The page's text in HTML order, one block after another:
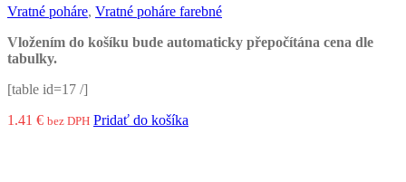
Vratné poháre, Vratné poháre farebné
Vložením do košíku bude automaticky přepočítána cena dle
tabulky.
[table id=17 /]
1.41 € bez DPH Pridať do košíka